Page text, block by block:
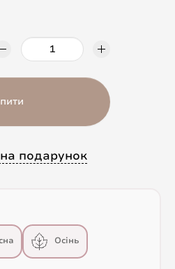
подарунок
Осінь